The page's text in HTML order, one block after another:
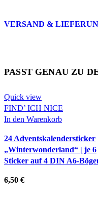
VERSAND &
PASST GENAU ZU
Quick view
FIND’ ICH NICE
In den Warenkorb
24 Adventskalendersticker
„Winterwonderland“ | je 6
Sticker auf 4 DIN A6-
6,50 €